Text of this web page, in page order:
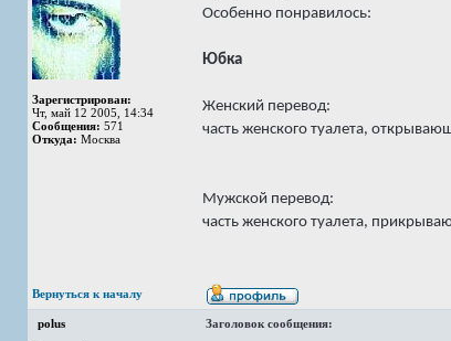
Зарегистрирован:
Чт, май 12 2005, 14:34
Сообщения: 571
Откуда: Москва
Особенно понравилось:
Юбка
Женский перевод:
часть женского туалета,
Мужской перевод:
часть женского туалета,
Вернуться к началу
polus Заголовок сообщения: